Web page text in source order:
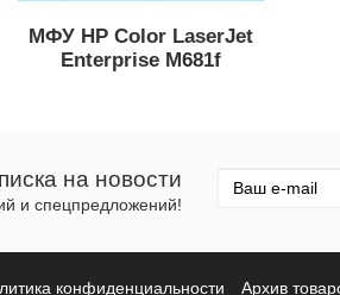
МФУ HP Color LaserJet
Enterprise M681f
на новости
и спецпредложений!
конфиденциальности Архив